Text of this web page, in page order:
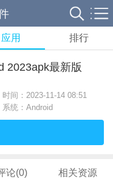
应用 排行
2023apk最新版
时间：2023-11-14 08:51
系统：Android
论(0) 相关资源